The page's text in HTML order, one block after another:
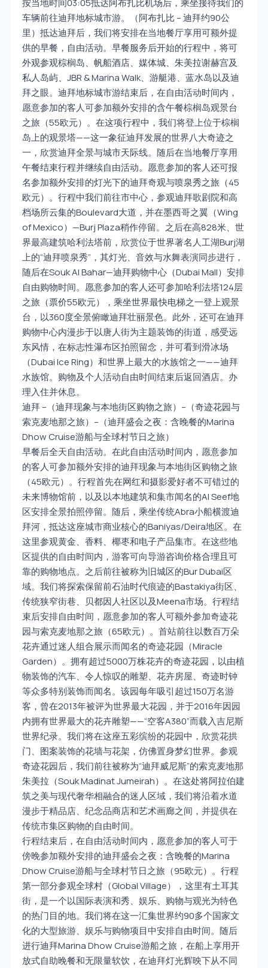
按当地时间03:05抵达阿布扎比机场后，乘坐接待我们的
车辆前往迪拜地标城市游。（阿布扎比 – 迪拜约90公
里）抵达迪拜后，我们将安排在当地餐厅享用可额外提
供的早餐，自由活动。早餐服务后开始的行程中，将可
外观参观棕榈岛、帆船酒店、媒体城、朱美拉谢赫宫及
私人岛屿、JBR & Marina Walk、游艇港、蓝水岛以及迪
拜之眼。迪拜地标城市游结束后，在自由活动时间内，
愿意参加的客人可参加额外安排的含午餐棕榈岛观景台
之旅（55欧元）。在这项行程中，我们将登上位于棕榈
岛上的观景塔——这一象征迪拜发展的世界八大奇迹之
一，欣赏迪拜全景与城市天际线。随后在当地餐厅享用
午餐结束行程并继续自由活动。愿意参加的客人还可报
名参加额外安排的灯光下的迪拜奇观与喷泉秀之旅（45
欧元）。行程中我们前往市中心，参观迪拜歌剧院和高
档场所云集的Boulevard大道，并在墨西哥之翼（Wing
of Mexico）—Burj Plaza稍作停留。之后在高828米、世
界最高建筑哈利法塔前，欣赏位于世界著名人工湖Burj湖
上的“迪拜喷泉秀”，其灯光、音效与水舞表演同步进行，
随后在Souk Al Bahar—迪拜购物中心（Dubai Mall）安排
自由购物时间。愿意参加的客人还可参加哈利法塔124层
之旅（票价55欧元），乘坐世界最快电梯之一登上观景
台，以360度全景俯瞰迪拜壮丽景色。此外，还可在迪拜
购物中心内漫步于以唐人街为主题装饰的街道，感受远
东风情，在标志性瀑布区拍照留念，并可看到滑冰场
（Dubai Ice Ring）和世界上最大的水族馆之一——迪拜
水族馆。购物及个人活动自由时间结束后返回酒店。办
理入住并休息。
迪拜 –（迪拜现象与本地街区购物之旅）–（奇迹花园与
索克麦地那之旅）–（迪拜盛会之夜：含晚餐的Marina
Dhow Cruise游船与全球村节日之旅）
早餐后全天自由活动。在此自由活动时间内，愿意参加
的客人可参加额外安排的迪拜现象与本地街区购物之旅
（45欧元）。行程首先在网红和摄影爱好者不可错过的
未来博物馆前，以及以本地建筑和集市闻名的Al Seef地
区安排全景拍照停留。随后，乘坐传统Abra小船横渡迪
拜河，抵达这座城市商业核心的Baniyas/Deira地区。在
这里参观黄金、香料、椰枣和电子产品集市。在这些地
区提供的自由时间内，游客可向导游咨询价格合理且可
靠的购物地点。之后前往被称为旧城区的Bur Dubai区
域。我们将探索保留前石油时代痕迹的Bastakiya街区、
传统狭窄街巷、贝都因人社区以及Meena市场。行程结
束后安排自由时间，愿意参加的客人可额外参加奇迹花
园与索克麦地那之旅（65欧元）。首站前往以数百万朵
花卉通过迷人组合展示而闻名的奇迹花园（Miracle
Garden）。拥有超过5000万株花卉的奇迹花园，以由植
物装饰的汽车、令人惊叹的雕塑、花卉房屋、奇迹时钟
等众多特别装饰而闻名。该园每年吸引超过150万名游
客，曾在2013年被评为世界最大花园，并于2016年因园
内拥有世界最大的花卉雕塑——“空客A380”而载入吉尼斯
世界纪录。我们将在这座五彩缤纷的花园中，欣赏花拱
门、图案装饰的花墙与花架，仿佛置身梦幻世界。参观
奇迹花园后，我们前往被称为“迪拜威尼斯”的索克麦地那
朱美拉（Souk Madinat Jumeirah）。在这处将阿拉伯建
筑之美与现代奢华相融合的迷人区域，我们将沿着水道
漫步于精品店、纪念品商店和艺术画廊之间，并提供在
传统市集区购物的自由时间。
行程结束后，在自由活动时间内，愿意参加的客人可于
傍晚参加额外安排的迪拜盛会之夜：含晚餐的Marina
Dhow Cruise游船与全球村节日之旅（95欧元）。行程
第一部分参观全球村（Global Village），这里有土耳其
街，是一个以国际表演和秀、娱乐、购物与观光为特色
的热门目的地。我们将在这一汇集世界约90多个国家文
化的大型旅游、娱乐与购物项目中安排自由时间。随后
进行迪拜Marina Dhow Cruise游船之旅，在船上享用开
放式自助晚餐和无限量软饮，在迪拜灯光辉映下从不同